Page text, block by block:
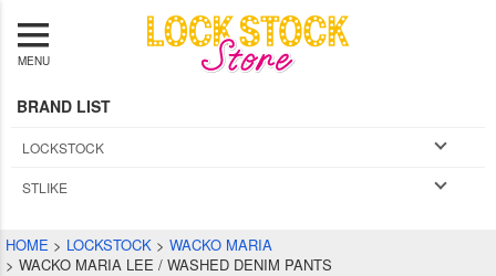
MENU
BRAND LIST
LOCKSTOCK
STLIKE
HOME LOCKSTOCK
WACKO MARIA
WACKO MARIA LEE / WASHED DENIM PANTS